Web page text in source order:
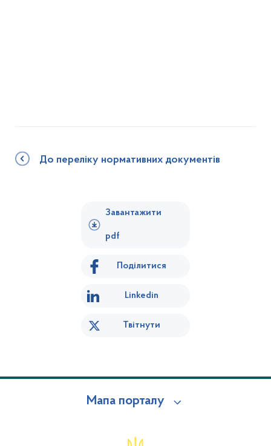
До переліку нормативних документів
Завантажити
pdf
Поділитися
Linkedin
Твітнути
Мапа порталу